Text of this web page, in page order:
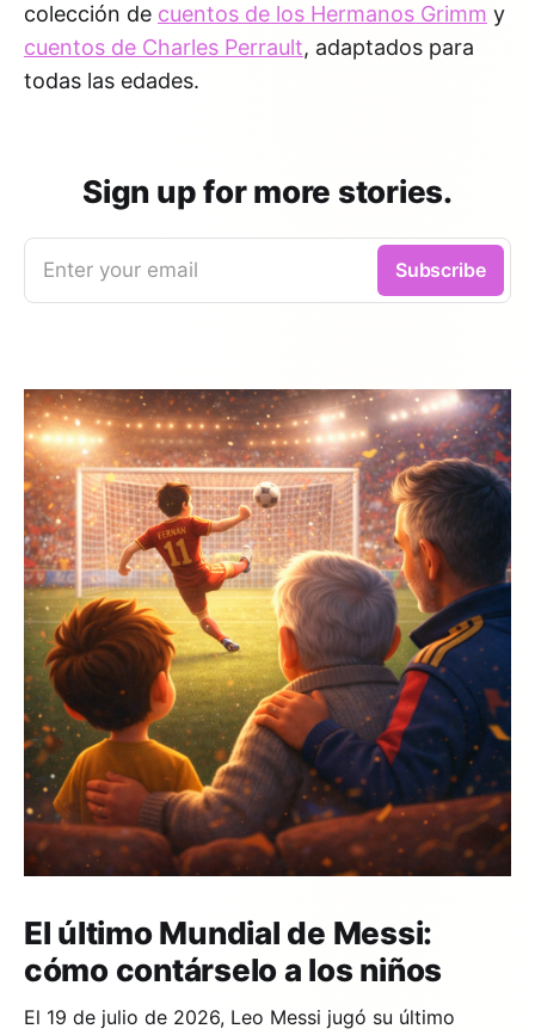
colección de cuentos de los Hermanos Grimm y
cuentos de Charles Perrault, adaptados para
todas las edades.
Sign up for more stories.
Enter your email Subscribe
El último Mundial de Messi:
cómo contárselo a los niños
El 19 de julio de 2026, Leo Messi jugó su último